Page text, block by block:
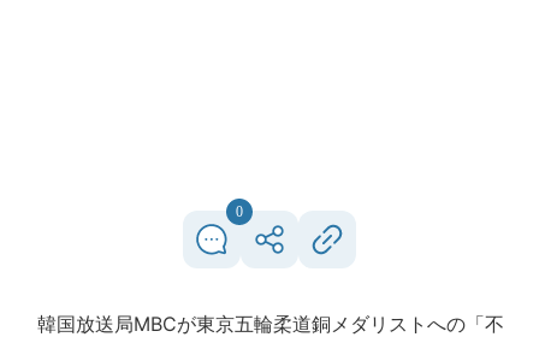
0
韓国放送局MBCが東京五輪柔道銅メダリストへの「不